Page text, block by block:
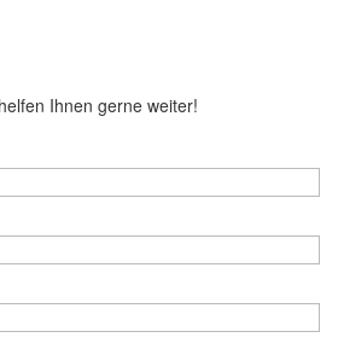
Ihnen gerne weiter!